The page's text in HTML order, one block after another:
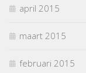
april 2015
maart 2015
februari 2015